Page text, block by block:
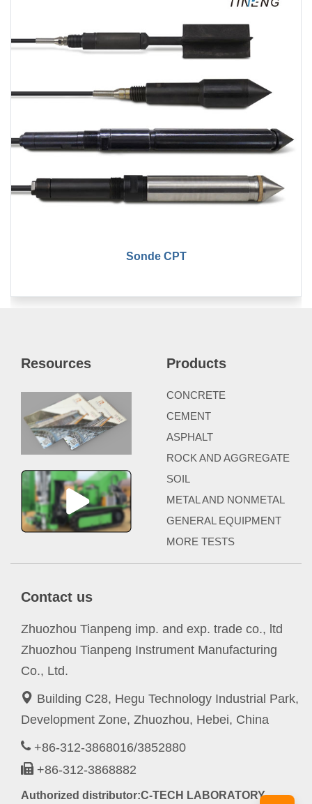
Sonde CPT
Resources Products
CONCRETE
CEMENT
ASPHALT
ROCK AND AGGREGATE
SOIL
METAL AND NONMETAL
GENERAL EQUIPMENT
MORE TESTS
Contact us
Zhuozhou Tianpeng imp. and exp. trade co., ltd
Zhuozhou Tianpeng Instrument Manufacturing
Co., Ltd.
Building C28, Hegu Technology Industrial Park,
Development Zone, Zhuozhou, Hebei, China
+86-312-3868016/3852880
+86-312-3868882
Authorized distributor:C-TECH LABORATORY